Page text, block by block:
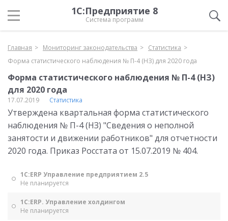
1С:Предприятие 8
Система программ
Главная Мониторинг законодательства
Статистика
Форма статистического наблюдения № П-4 (НЗ) для 2020 года
Форма статистического наблюдения № П-4 (НЗ)
для 2020 года
17.07.2019 Статистика
Утверждена квартальная форма статистического
наблюдения № П-4 (НЗ) "Сведения о неполной
занятости и движении работников" для отчетности
2020 года. Приказ Росстата от 15.07.2019 № 404.
1С:ERP Управление предприятием 2.5
Не планируется
1С:ERP. Управление холдингом
Не планируется